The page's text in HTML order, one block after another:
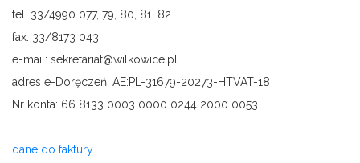
tel. 33/4990 077, 79, 80, 81, 82
fax. 33/8173 043
e-mail: sekretariat@wilkowice.pl
adres e-Doręczeń: AE:PL-31679-20273-HTVAT-18
Nr konta: 66 8133 0003 0000 0244 2000 0053
dane do faktury